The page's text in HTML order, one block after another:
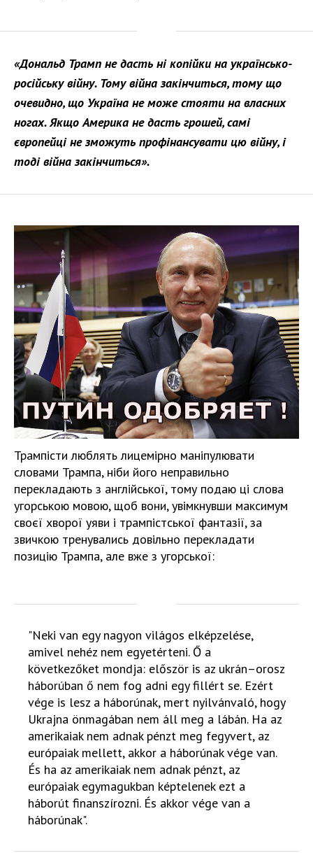
«Дональд Трамп не дасть ні копійки на українсько-
російську війну. Тому війна закінчиться, тому що
очевидно, що Україна не може стояти на власних
ногах. Якщо Америка не дасть грошей, самі
європейці не зможуть профінансувати цю війну, і
тоді війна закінчиться».
Трампісти люблять лицемірно маніпулювати
словами Трампа, ніби його неправильно
перекладають з англійської, тому подаю ці слова
угорською мовою, щоб вони, увімкнувши максимум
своєї хворої уяви і трампістської фантазії, за
звичкою тренувались довільно перекладати
позицію Трампа, але вже з угорської:
"Neki van egy nagyon világos elképzelése,
amivel nehéz nem egyetérteni. Ő a
következőket mondja: először is az ukrán–orosz
háborúban ő nem fog adni egy fillért se. Ezért
vége is lesz a háborúnak, mert nyilvánvaló, hogy
Ukrajna önmagában nem áll meg a lábán. Ha az
amerikaiak nem adnak pénzt meg fegyvert, az
európaiak mellett, akkor a háborúnak vége van.
És ha az amerikaiak nem adnak pénzt, az
európaiak egymagukban képtelenek ezt a
háborút finanszírozni. És akkor vége van a
háborúnak".